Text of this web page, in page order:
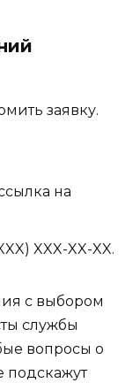
заявку.
на
XXX-XX-XX.
с выбором
службы
вопросы о
подскажут